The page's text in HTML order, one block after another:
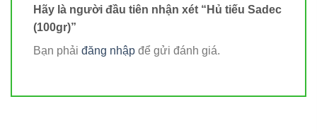
Hãy là người đầu tiên nhận xét “Hủ tiếu Sadec
(100gr)”
Bạn phải đăng nhập để gửi đánh giá.